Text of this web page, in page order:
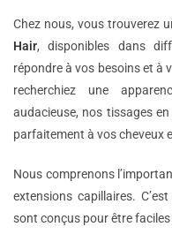
Chez nous, vous trouverez
Hair, disponibles dans
répondre à vos besoins et à
recherchiez une
audacieuse, nos tissages
parfaitement à vos cheveux
Nous comprenons
extensions capillaires.
sont conçus pour être